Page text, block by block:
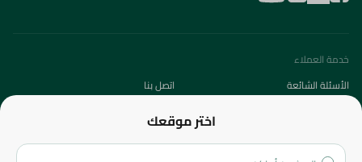
اختر موقعك
خدمة العملاء
الأسئلة الشائعة
اتصل بنا
من نحن؟
الفروع